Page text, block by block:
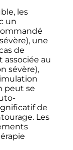
les
un
une
de
associée au
sévère),
peut se
de
Les